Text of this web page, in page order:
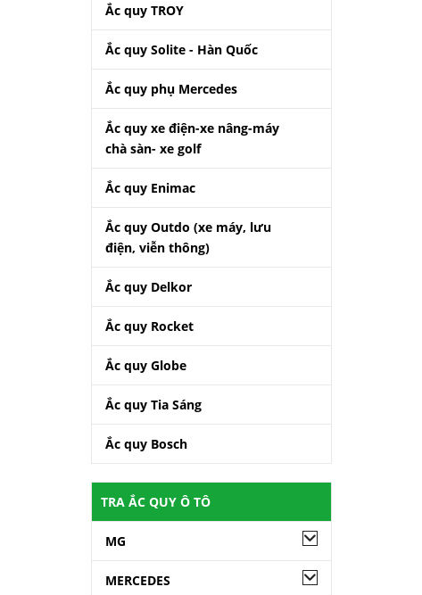
Ắc quy TROY
Ắc quy Solite - Hàn Quốc
Ắc quy phụ Mercedes
Ắc quy xe điện-xe nâng-máy
chà sàn- xe golf
Ắc quy Enimac
Ắc quy Outdo (xe máy, lưu
điện, viễn thông)
Ắc quy Delkor
Ắc quy Rocket
Ắc quy Globe
Ắc quy Tia Sáng
Ắc quy Bosch
TRA ẮC QUY Ô TÔ
MG
MERCEDES